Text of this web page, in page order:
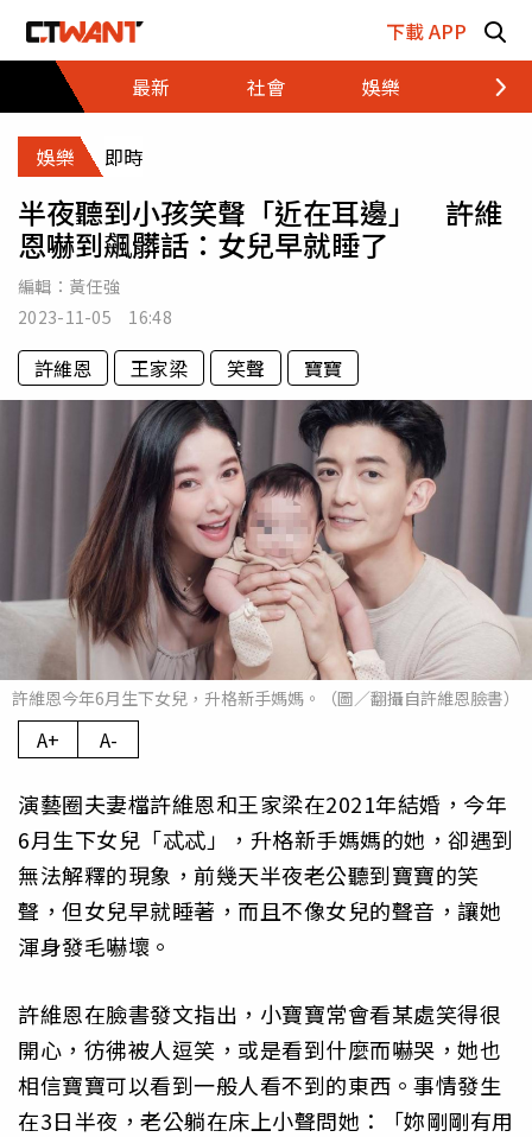
下載 APP
最新
社會 娛樂 財經
娛樂 即時
半夜聽到小孩笑聲「近在耳邊」 許維
恩嚇到飆髒話：女兒早就睡了
編輯： 黃任強
2023-11-05 16:48
許維恩 王家梁 笑聲 寶寶
許維恩今年6月生下女兒，升格新手媽媽。（圖／翻攝自許維恩臉書）
A+ A-
演藝圈夫妻檔許維恩和王家梁在2021年結婚，今年
6月生下女兒「忒忒」，升格新手媽媽的她，卻遇到
無法解釋的現象，前幾天半夜老公聽到寶寶的笑
聲，但女兒早就睡著，而且不像女兒的聲音，讓她
渾身發毛嚇壞。
許維恩在臉書發文指出，小寶寶常會看某處笑得很
開心，彷彿被人逗笑，或是看到什麼而嚇哭，她也
相信寶寶可以看到一般人看不到的東西。事情發生
在3日半夜，老公躺在床上小聲問她：「妳剛剛有用